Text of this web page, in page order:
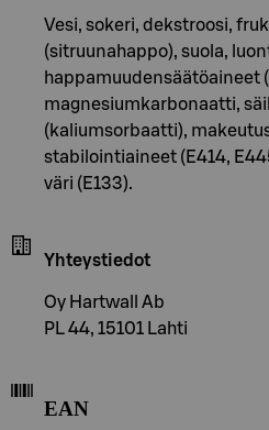
Vesi, sokeri, dekstroosi,
(sitruunahappo), suola,
happamuudensäätöaineet
magnesiumkarbonaatti,
(kaliumsorbaatti),
stabilointiaineet (E414,
väri (E133).
Yhteystiedot
Oy Hartwall Ab
PL 44, 15101 Lahti
EAN